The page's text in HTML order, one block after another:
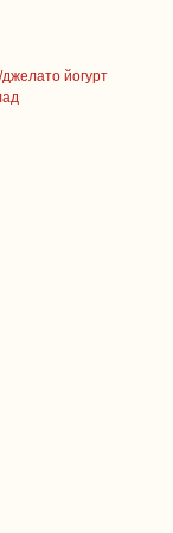
йогурт